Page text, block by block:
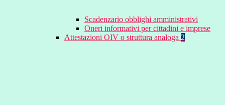
Scadenzario obblighi amministrativi
Oneri informativi per cittadini e imprese
Attestazioni OIV o struttura analoga 2